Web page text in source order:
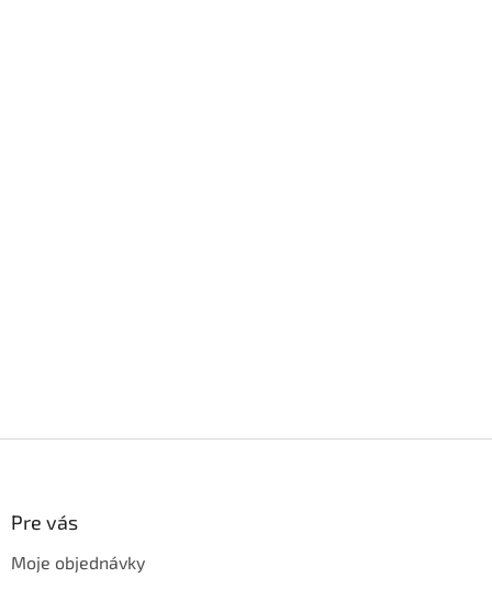
Pre vás
Moje objednávky